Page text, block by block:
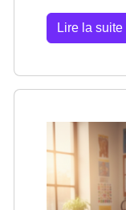
Lire la suite